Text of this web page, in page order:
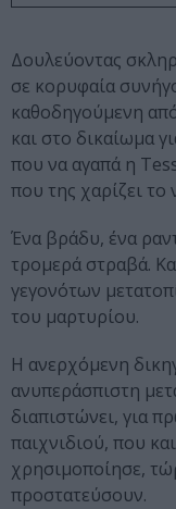
Δουλεύοντας
σε κορυφαία
καθοδηγούμενη
και στο δικαίωμα
που να αγαπά η
που της χαρίζει το
Ένα βράδυ, ένα
τρομερά στραβά.
γεγονότων
του μαρτυρίου.
Η ανερχόμενη
ανυπεράσπιστη
διαπιστώνει, για
παιχνιδιού, που
χρησιμοποίησε,
προστατεύσουν.